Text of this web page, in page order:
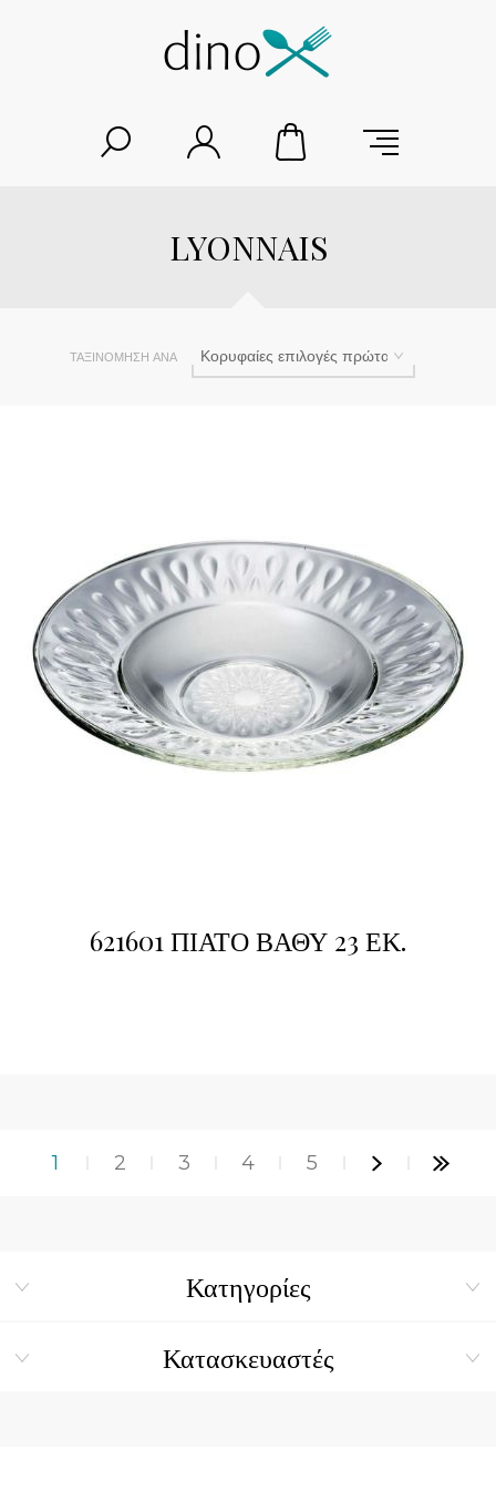
LYONNAIS
ΤΑΞΙΝΌΜΗΣΗ ΑΝΆ
621601 ΠΙΑΤΟ ΒΑΘΥ 23 ΕΚ.
1 2 3 4 5
Κατηγορίες
Κατασκευαστές